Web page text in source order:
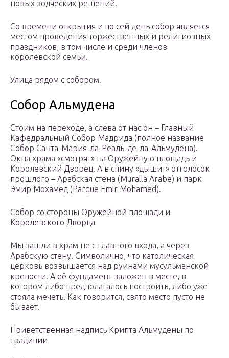
новых зодческих решений.
Со времени открытия и по сей день собор является
местом проведения торжественных и религиозных
праздников, в том числе и среди членов
королевской семьи.
Улица рядом с собором.
Собор Альмудена
Стоим на переходе, а слева от нас он – Главный
Кафедральный Собор Мадрида (полное название
Собор Санта-Мария-ла-Реаль-де-ла-Альмудена).
Окна храма «смотрят» на Оружейную площадь и
Королевский Дворец. А в спину «дышит» отголосок
прошлого – Арабская стена (Muralla Arabe) и парк
Эмир Мохамед (Parque Emir Mohamed).
Собор со стороны Оружейной площади и
Королевского Дворца
Мы зашли в храм не с главного входа, а через
Арабскую стену. Символично, что католическая
церковь возвышается над руинами мусульманской
крепости. А её фундамент заложен в месте, в
котором либо предполагалось построить, либо уже
стояла мечеть. Как говорится, свято место пусто не
бывает.
Приветственная надпись Крипта Альмудены по
традиции